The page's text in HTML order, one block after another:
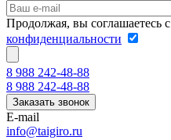
Продолжая, вы соглашаетесь с
конфиденциальности
8 988 242-48-88
8 988 242-48-88
Заказать звонок
E-mail
info@taigiro.ru